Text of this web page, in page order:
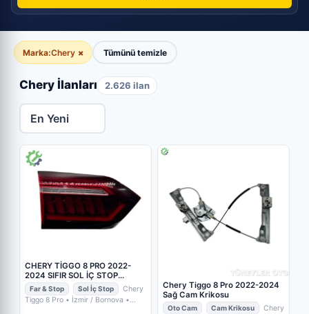
Marka:Chery × Tümünü temizle
Chery İlanları 2.626 ilan
CHERY TİGGO 8 PRO 2022-
2024 SIFIR SOL İÇ STOP
605000238AACHERY TİGGO 8
PRO 2022-2024 SIFIR SOL İÇ
STOP 605000238AA
Far & Stop Sol İç Stop
Chery
Tiggo 8 Pro • İzmir / Bornova •
Chery Tiggo 8 Pro 2022-2024
Sağ Cam Krikosu
Oto Cam Cam Krikosu
Chery